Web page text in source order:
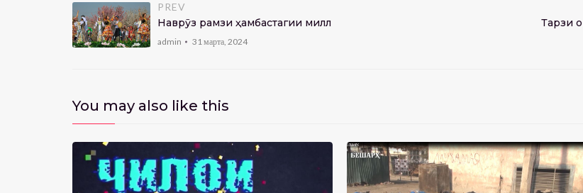
PREV
Наврӯз рамзи ҳамбастагии миллӣ
admin 31 марта, 2024
Тарзи
You may also like this